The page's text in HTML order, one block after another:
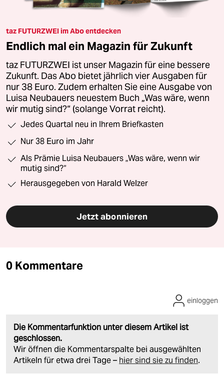
taz FUTURZWEI im Abo entdecken
Endlich mal ein Magazin für Zukunft
taz FUTURZWEI ist unser Magazin für eine bessere
Zukunft. Das Abo bietet jährlich vier Ausgaben für
nur 38 Euro. Zudem erhalten Sie eine Ausgabe von
Luisa Neubauers neuestem Buch „Was wäre, wenn
wir mutig sind?“ (solange Vorrat reicht).
Jedes Quartal neu in Ihrem Briefkasten
Nur 38 Euro im Jahr
Als Prämie Luisa Neubauers „Was wäre, wenn wir
mutig sind?“
Herausgegeben von Harald Welzer
Jetzt abonnieren
0 Kommentare
Die Kommentarfunktion unter diesem Artikel ist
geschlossen.
Wir öffnen die Kommentarspalte bei ausgewählten
Artikeln für etwa drei Tage – hier sind sie zu finden.
einloggen